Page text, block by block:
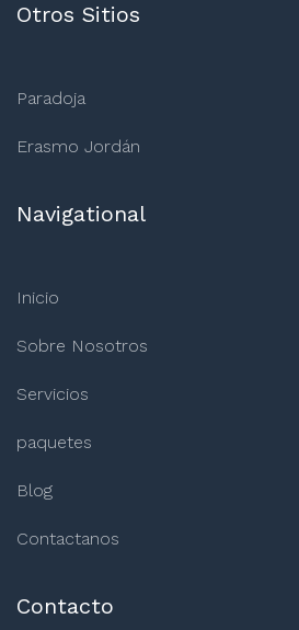
Otros Sitios
Paradoja
Erasmo Jordán
Navigational
Inicio
Sobre Nosotros
Servicios
paquetes
Blog
Contactanos
Contacto